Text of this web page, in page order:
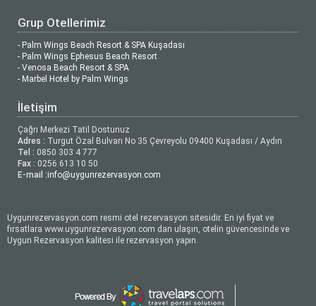
Grup Otellerimiz
- Palm Wings Beach Resort & SPA Kuşadası
- Palm Wings Ephesus Beach Resort
- Venosa Beach Resort & SPA
- Marbel Hotel by Palm Wings
İletişim
Çağrı Merkezi Tatil Dostunuz
Adres : Turgut Özal Bulvarı No 35 Çevreyolu 09400 Kuşadası / Aydın
Tel : 0850 303 4 777
Fax : 0256 613 10 50
E-mail :info@uygunrezervasyon.com
Uygunrezervasyon.com resmi otel rezervasyon sitesidir. En iyi fiyat ve
fırsatlara www.uygunrezervasyon.com dan ulaşın, otelin güvencesinde ve
Uygun Rezervasyon kalitesi ile rezervasyon yapın.